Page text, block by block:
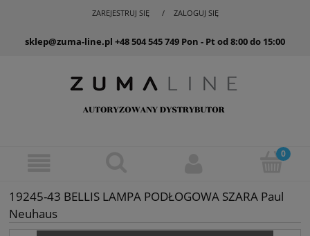
ZAREJESTRUJ SIĘ ZALOGUJ SIĘ
sklep@zuma-line.pl +48 504 545 749 Pon - Pt od 8:00 do 15:00
19245-43 BELLIS LAMPA PODŁOGOWA SZARA Paul
Neuhaus